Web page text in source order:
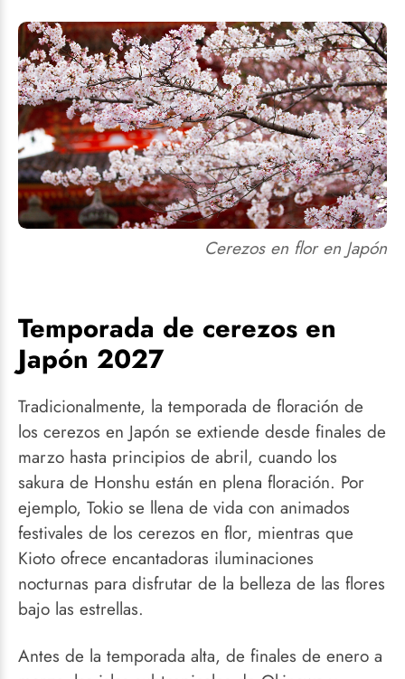
Tabla de
contenido
Por qué ver los
cerezos en flor
cerezos en
Japón 2027
Mejor época
para ver los
cerezos en flor
en 2027
Dónde ver los
cerezos en flor
en Japón 2027
Okinawa
Tokio
Tipos de
Japón
Cerezos en flor en Japón
Temporada de cerezos en
Japón 2027
Tradicionalmente, la temporada de floración de
los cerezos en Japón se extiende desde finales de
marzo hasta principios de abril, cuando los
sakura de Honshu están en plena floración. Por
ejemplo, Tokio se llena de vida con animados
festivales de los cerezos en flor, mientras que
Kioto ofrece encantadoras iluminaciones
nocturnas para disfrutar de la belleza de las flores
bajo las estrellas.
Antes de la temporada alta, de finales de enero a